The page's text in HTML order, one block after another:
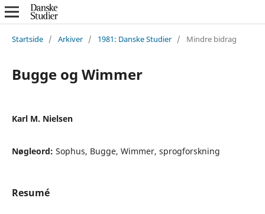
Startside / Arkiver / 1981: Danske Studier / Mindre bidrag
Bugge og Wimmer
Karl M. Nielsen
Nøgleord: Sophus, Bugge, Wimmer, sprogforskning
Resumé